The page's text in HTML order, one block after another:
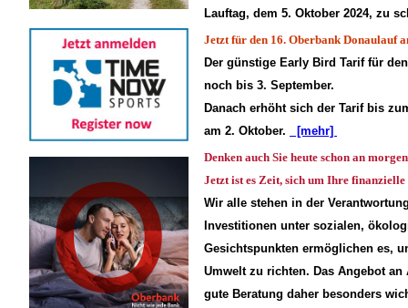
Lauftag, dem 5. Oktober 2024, zu
Jetzt für den 16. Oberbank Donaulauf
Der günstige Early Bird Tarif für
noch bis 3. September.
Danach erhöht sich der Tarif bis
am 2. Oktober.
[mehr]
Denken auch Sie heute schon an
Jetzt ist es Zeit, sich um Ihre
Wir alle stehen in der
Investitionen unter sozialen,
Gesichtspunkten ermöglichen es,
Umwelt zu richten. Das Angebot
gute Beratung daher besonders